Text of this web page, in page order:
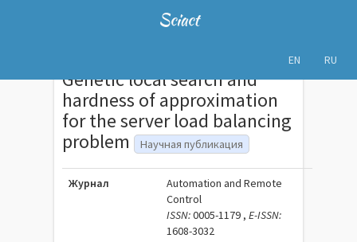
Sciact
EN RU
Genetic local search and
hardness of approximation
for the server load balancing
problem Научная публикация
Журнал
Automation and Remote
Control
ISSN:0005-1179 ,E-ISSN:
1608-3032